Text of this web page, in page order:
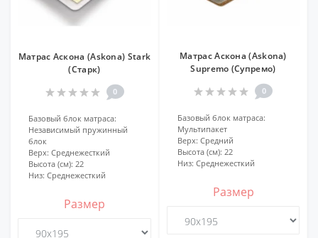
Матрас Аскона (Askona) Stark
(Старк)
0
Базовый блок матраса:
Независимый пружинный
блок
Верх: Среднежесткий
Высота (см): 22
Низ: Среднежесткий
Размер
Матрас Аскона (Askona)
Supremo (Супремо)
0
Базовый блок матраса:
Мультипакет
Верх: Средний
Высота (см): 22
Низ: Среднежесткий
Размер